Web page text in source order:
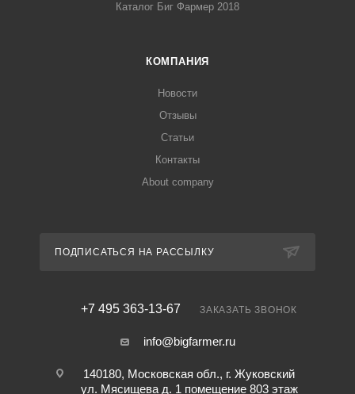
Каталог Биг Фармер 2018
КОМПАНИЯ
Новости
Отзывы
Статьи
Контакты
About company
ПОДПИСАТЬСЯ НА РАССЫЛКУ
+7 495 363-13-67 ЗАКАЗАТЬ ЗВОНОК
info@bigfarmer.ru
140180, Московская обл., г. Жуковский
ул. Мясищева д. 1 помещение 803 этаж